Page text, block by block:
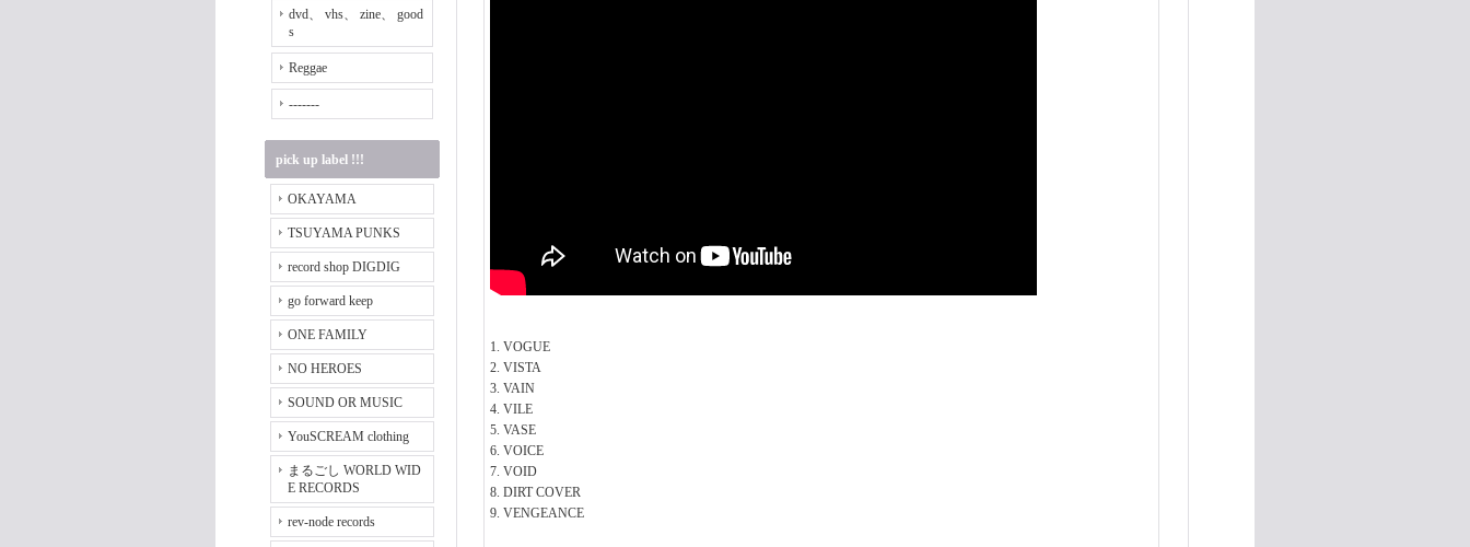
dvd、 vhs、 zine、 good
s
Reggae
-------
pick up label !!!
OKAYAMA
TSUYAMA PUNKS
record shop DIGDIG
go forward keep
ONE FAMILY
NO HEROES
SOUND OR MUSIC
YouSCREAM clothing
まるごし WORLD WID
E RECORDS
rev-node records
1. VOGUE
2. VISTA
3. VAIN
4. VILE
5. VASE
6. VOICE
7. VOID
8. DIRT COVER
9. VENGEANCE